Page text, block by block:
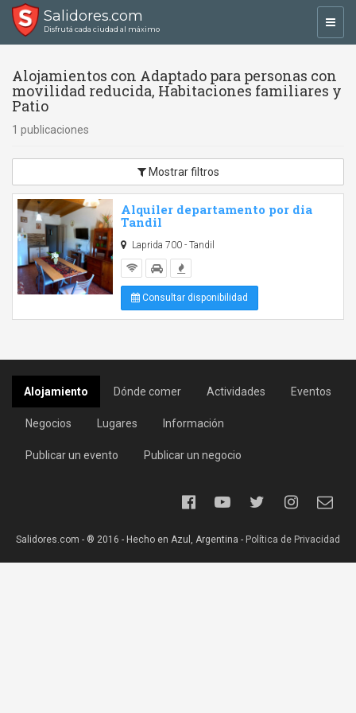
Salidores.com
Disfrutá cada ciudad al máximo
Alojamientos con Adaptado para personas con
movilidad reducida, Habitaciones familiares y
Patio
1 publicaciones
Mostrar filtros
Alquiler departamento por dia
Tandil
Laprida 700 - Tandil
Consultar disponibilidad
Alojamiento Dónde comer Actividades Eventos
Negocios Lugares Información
Publicar un evento Publicar un negocio
Salidores.com - ® 2016 - Hecho en Azul, Argentina - Política de Privacidad